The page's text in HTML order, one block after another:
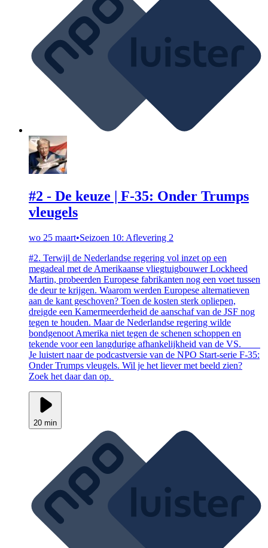
#2 - De keuze | F-35: Onder Trumps
vleugels
wo 25 maart•Seizoen 10: Aflevering 2
#2. Terwijl de Nederlandse regering vol inzet op een
megadeal met de Amerikaanse vliegtuigbouwer Lockheed
Martin, probeerden Europese fabrikanten nog een voet tussen
de deur te krijgen. Waarom werden Europese alternatieven
aan de kant geschoven? Toen de kosten sterk opliepen,
dreigde een Kamermeerderheid de aanschaf van de JSF nog
tegen te houden. Maar de Nederlandse regering wilde
bondgenoot Amerika niet tegen de schenen schoppen en
tekende voor een langdurige afhankelijkheid van de VS. __
Je luistert naar de podcastversie van de NPO Start-serie F-35:
Onder Trumps vleugels. Wil je het liever met beeld zien?
Zoek het daar dan op.
20 min